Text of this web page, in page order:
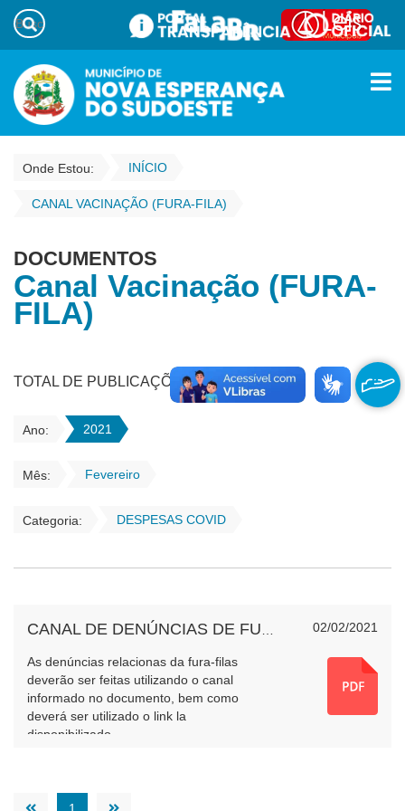
Onde Estou: INÍCIO
CANAL VACINAÇÃO (FURA-FILA)
DOCUMENTOS
Canal Vacinação (FURA-
FILA)
TOTAL DE PUBLICAÇÕES - 1
Ano: 2021
Mês: Fevereiro
Categoria: DESPESAS COVID
02/02/2021
As denúncias relacionas da fura-filas
deverão ser feitas utilizando o canal
informado no documento, bem como
deverá ser utilizado o link la
disponibilizado.